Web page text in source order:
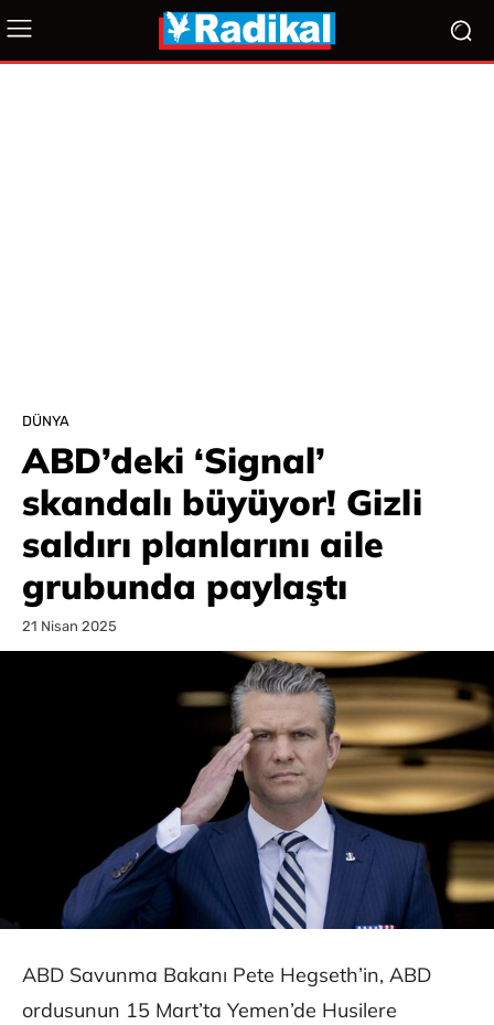
DÜNYA
ABD’deki ‘Signal’
skandalı büyüyor! Gizli
saldırı planlarını aile
grubunda paylaştı
21 Nisan 2025
ABD Savunma Bakanı Pete Hegseth’in, ABD
ordusunun 15 Mart’ta Yemen’de Husilere